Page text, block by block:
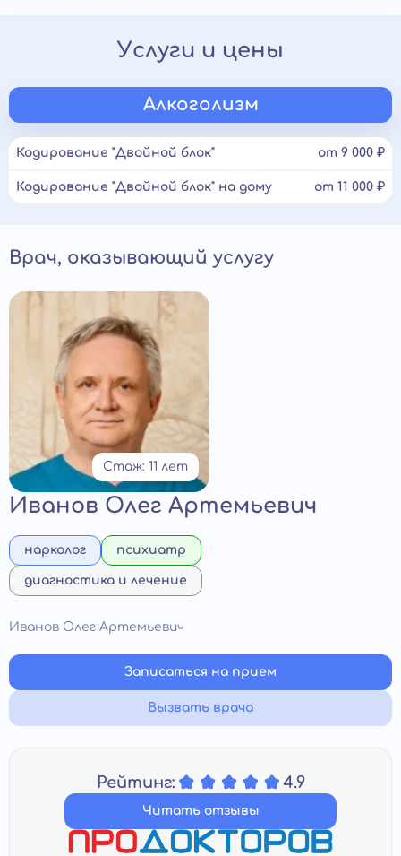
Услуги и цены
Алкоголизм
Кодирование "Двойной блок" от 9 000 ₽
Кодирование "Двойной блок" на дому от 11 000 ₽
Врач, оказывающий услугу
Стаж: 11 лет
Иванов Олег Артемьевич
нарколог психиатр
диагностика и лечение
Иванов Олег Артемьевич
Записаться на прием
Вызвать врача
Рейтинг: 4.9
Читать отзывы